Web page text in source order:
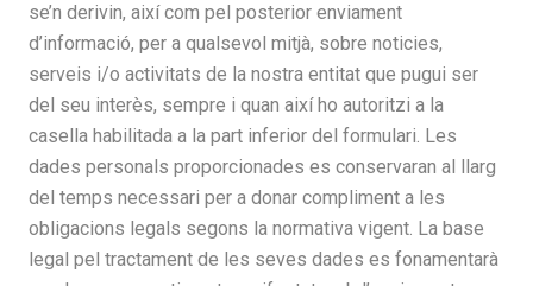
se’n derivin, així com pel posterior enviament
d’informació, per a qualsevol mitjà, sobre noticies,
serveis i/o activitats de la nostra entitat que pugui ser
del seu interès, sempre i quan així ho autoritzi a la
casella habilitada a la part inferior del formulari. Les
dades personals proporcionades es conservaran al llarg
del temps necessari per a donar compliment a les
obligacions legals segons la normativa vigent. La base
legal pel tractament de les seves dades es fonamentarà